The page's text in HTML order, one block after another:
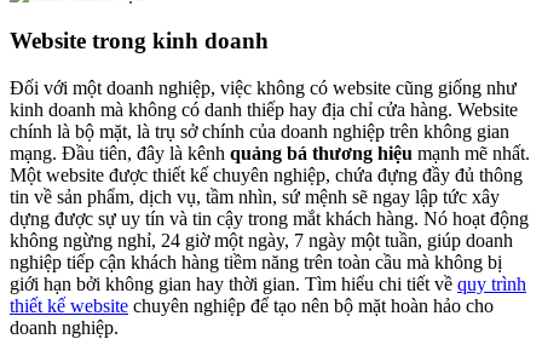
Website trong kinh doanh
Đối với một doanh nghiệp, việc không có website cũng giống như
kinh doanh mà không có danh thiếp hay địa chỉ cửa hàng. Website
chính là bộ mặt, là trụ sở chính của doanh nghiệp trên không gian
mạng. Đầu tiên, đây là kênh quảng bá thương hiệu mạnh mẽ nhất.
Một website được thiết kế chuyên nghiệp, chứa đựng đầy đủ thông
tin về sản phẩm, dịch vụ, tầm nhìn, sứ mệnh sẽ ngay lập tức xây
dựng được sự uy tín và tin cậy trong mắt khách hàng. Nó hoạt động
không ngừng nghỉ, 24 giờ một ngày, 7 ngày một tuần, giúp doanh
nghiệp tiếp cận khách hàng tiềm năng trên toàn cầu mà không bị
giới hạn bởi không gian hay thời gian. Tìm hiểu chi tiết về quy trình
thiết kế website chuyên nghiệp để tạo nên bộ mặt hoàn hảo cho
doanh nghiệp.